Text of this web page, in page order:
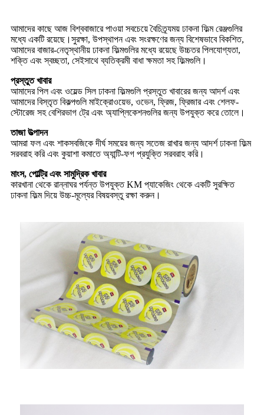
আমাদের কাছে আজ বিশ্ববাজারে পাওয়া সবচেয়ে বৈচিত্র্যময় ঢাকনা ফিল্ম রেঞ্জগুলির
মধ্যে একটি রয়েছে।সুরক্ষা, উপস্থাপন এবং সংরক্ষণের জন্য বিশেষভাবে বিকশিত,
আমাদের বাজার-নেতৃস্থানীয় ঢাকনা ফিল্মগুলির মধ্যে রয়েছে উচ্চতর পিলযোগ্যতা,
শক্তি এবং স্বচ্ছতা, সেইসাথে ব্যতিক্রমী বাধা ক্ষমতা সহ ফিল্মগুলি।
প্রস্তুত খাবার
আমাদের পিল এবং ওয়েল্ড সিল ঢাকনা ফিল্মগুলি প্রস্তুত খাবারের জন্য আদর্শ এবং
আমাদের বিস্তৃত বিকল্পগুলি মাইক্রোওয়েভ, ওভেন, ফ্রিজ, ফ্রিজার এবং শেলফ-
স্টোরেজ সহ বেশিরভাগ ট্রে এবং অ্যাপ্লিকেশনগুলির জন্য উপযুক্ত করে তোলে।
তাজা উত্পাদন
আমরা ফল এবং শাকসবজিকে দীর্ঘ সময়ের জন্য সতেজ রাখার জন্য আদর্শ ঢাকনা ফিল্ম
সরবরাহ করি এবং কুয়াশা কমাতে অ্যান্টি-ফগ প্রযুক্তি সরবরাহ করি।
মাংস, পোল্ট্রি এবং সামুদ্রিক খাবার
কারখানা থেকে রান্নাঘর পর্যন্ত উপযুক্ত KM প্যাকেজিং থেকে একটি সুরক্ষিত
ঢাকনা ফিল্ম দিয়ে উচ্চ-মূল্যের বিষয়বস্তু রক্ষা করুন।